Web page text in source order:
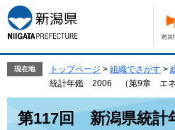
ー
ジ
の
で
す。
ニ
ュ
ー
ば
現在地 トップページ > 組織でさがす >
統計年鑑 2006 （第9章 エネ
第117回 新潟県統